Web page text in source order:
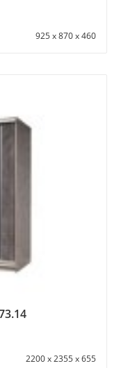
925 х 870 х 460
2200 х 2355 х 655